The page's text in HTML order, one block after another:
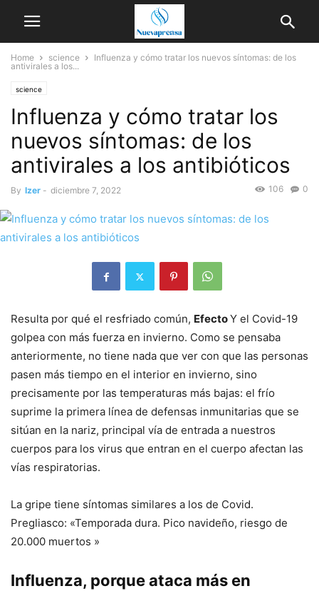
Home science
Influenza y cómo tratar los nuevos síntomas: de los
antivirales a los...
science
Influenza y cómo tratar los
nuevos síntomas: de los
antivirales a los antibióticos
By Izer - diciembre 7, 2022 0
106
Resulta por qué el resfriado común, EfectoY el Covid-19
golpea con más fuerza en invierno. Como se pensaba
anteriormente, no tiene nada que ver con que las personas
pasen más tiempo en el interior en invierno, sino
precisamente por las temperaturas más bajas: el frío
suprime la primera línea de defensas inmunitarias que se
sitúan en la nariz, principal vía de entrada a nuestros
cuerpos para los virus que entran en el cuerpo afectan las
vías respiratorias.
La gripe tiene síntomas similares a los de Covid.
Pregliasco: «Temporada dura. Pico navideño, riesgo de
20.000 muertos »
Influenza, porque ataca más en